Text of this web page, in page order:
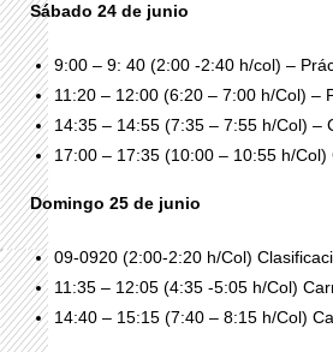
Sábado 24 de junio
9:00 – 9: 40 (2:00 -2:40 h/col) –
11:20 – 12:00 (6:20 – 7:00 h/Col) –
14:35 – 14:55 (7:35 – 7:55 h/Col) –
17:00 – 17:35 (10:00 – 10:55 h/Col)
Domingo 25 de junio
09-0920 (2:00-2:20 h/Col)
11:35 – 12:05 (4:35 -5:05 h/Col)
14:40 – 15:15 (7:40 – 8:15 h/Col)